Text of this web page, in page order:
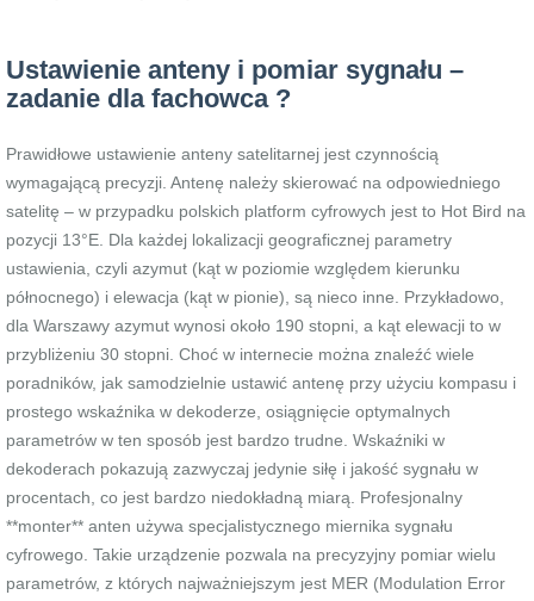
Ustawienie anteny i pomiar sygnału –
zadanie dla fachowca ?
Prawidłowe ustawienie anteny satelitarnej jest czynnością
wymagającą precyzji. Antenę należy skierować na odpowiedniego
satelitę – w przypadku polskich platform cyfrowych jest to Hot Bird na
pozycji 13°E. Dla każdej lokalizacji geograficznej parametry
ustawienia, czyli azymut (kąt w poziomie względem kierunku
północnego) i elewacja (kąt w pionie), są nieco inne. Przykładowo,
dla Warszawy azymut wynosi około 190 stopni, a kąt elewacji to w
przybliżeniu 30 stopni. Choć w internecie można znaleźć wiele
poradników, jak samodzielnie ustawić antenę przy użyciu kompasu i
prostego wskaźnika w dekoderze, osiągnięcie optymalnych
parametrów w ten sposób jest bardzo trudne. Wskaźniki w
dekoderach pokazują zazwyczaj jedynie siłę i jakość sygnału w
procentach, co jest bardzo niedokładną miarą. Profesjonalny
**monter** anten używa specjalistycznego miernika sygnału
cyfrowego. Takie urządzenie pozwala na precyzyjny pomiar wielu
parametrów, z których najważniejszym jest MER (Modulation Error